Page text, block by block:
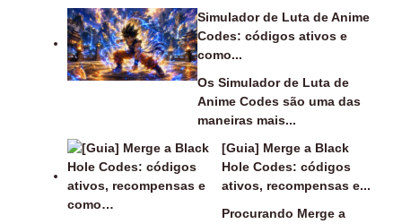
Simulador de Luta de Anime
Codes: códigos ativos e
como...
Os Simulador de Luta de
Anime Codes são uma das
maneiras mais...
[Guia] Merge a Black
Hole Codes: códigos
ativos, recompensas e...
Procurando Merge a